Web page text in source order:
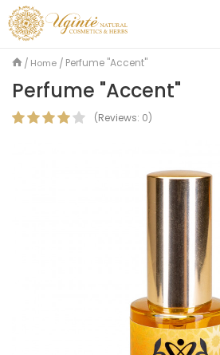
Home Perfume "Accent"
Perfume "Accent"
(Reviews: 0)